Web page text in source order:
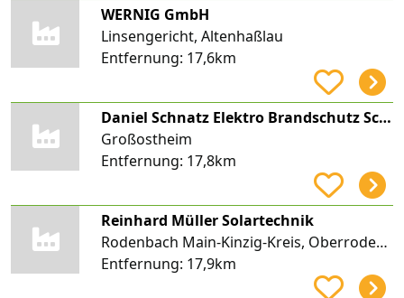
WERNIG GmbH
Linsengericht, Altenhaßlau
Entfernung: 17,6km
Daniel Schnatz Elektro Brandschutz Schnatz
Großostheim
Entfernung: 17,8km
Reinhard Müller Solartechnik
Rodenbach Main-Kinzig-Kreis, Oberrodenbach
Entfernung: 17,9km